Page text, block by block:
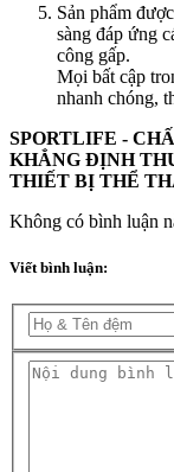
Sản phẩm
sàng đáp ứng
công gấp.
Mọi bất cập
nhanh chóng,
SPORTLIFE -
KHẲNG ĐỊNH
THIẾT BỊ THỂ
Không có bình luận
Viết bình luận: